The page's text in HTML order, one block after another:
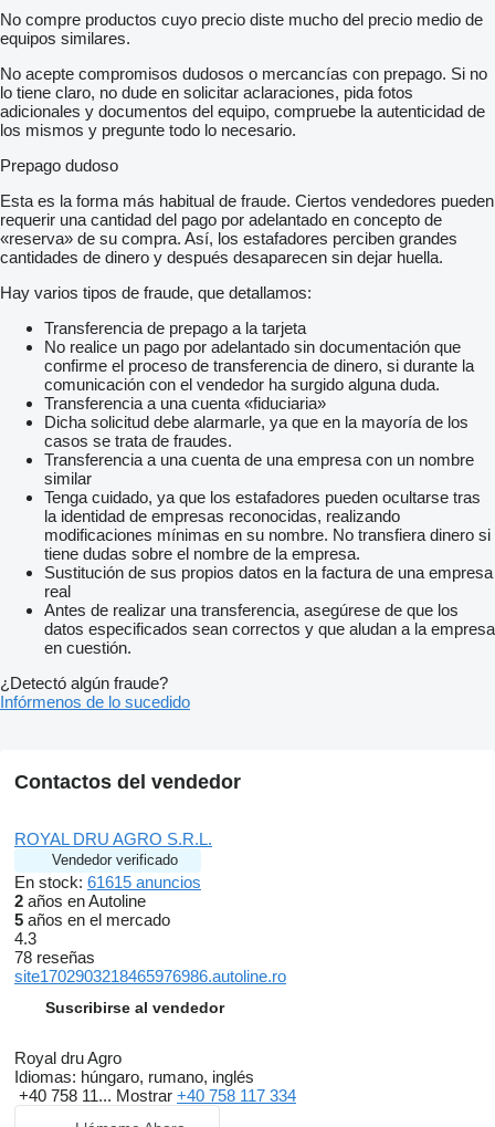
No compre productos cuyo precio diste mucho del precio medio de
equipos similares.
No acepte compromisos dudosos o mercancías con prepago. Si no
lo tiene claro, no dude en solicitar aclaraciones, pida fotos
adicionales y documentos del equipo, compruebe la autenticidad de
los mismos y pregunte todo lo necesario.
Prepago dudoso
Esta es la forma más habitual de fraude. Ciertos vendedores pueden
requerir una cantidad del pago por adelantado en concepto de
«reserva» de su compra. Así, los estafadores perciben grandes
cantidades de dinero y después desaparecen sin dejar huella.
Hay varios tipos de fraude, que detallamos:
Transferencia de prepago a la tarjeta
No realice un pago por adelantado sin documentación que
confirme el proceso de transferencia de dinero, si durante la
comunicación con el vendedor ha surgido alguna duda.
Transferencia a una cuenta «fiduciaria»
Dicha solicitud debe alarmarle, ya que en la mayoría de los
casos se trata de fraudes.
Transferencia a una cuenta de una empresa con un nombre
similar
Tenga cuidado, ya que los estafadores pueden ocultarse tras
la identidad de empresas reconocidas, realizando
modificaciones mínimas en su nombre. No transfiera dinero si
tiene dudas sobre el nombre de la empresa.
Sustitución de sus propios datos en la factura de una empresa
real
Antes de realizar una transferencia, asegúrese de que los
datos especificados sean correctos y que aludan a la empresa
en cuestión.
¿Detectó algún fraude?
Infórmenos de lo sucedido
Contactos del vendedor
ROYAL DRU AGRO S.R.L.
Vendedor verificado
En stock: 61615 anuncios
2 años en Autoline
5 años en el mercado
4.3
78 reseñas
site1702903218465976986.autoline.ro
Suscribirse al vendedor
Royal dru Agro
Idiomas: húngaro, rumano, inglés
+40 758 11... Mostrar +40 758 117 334